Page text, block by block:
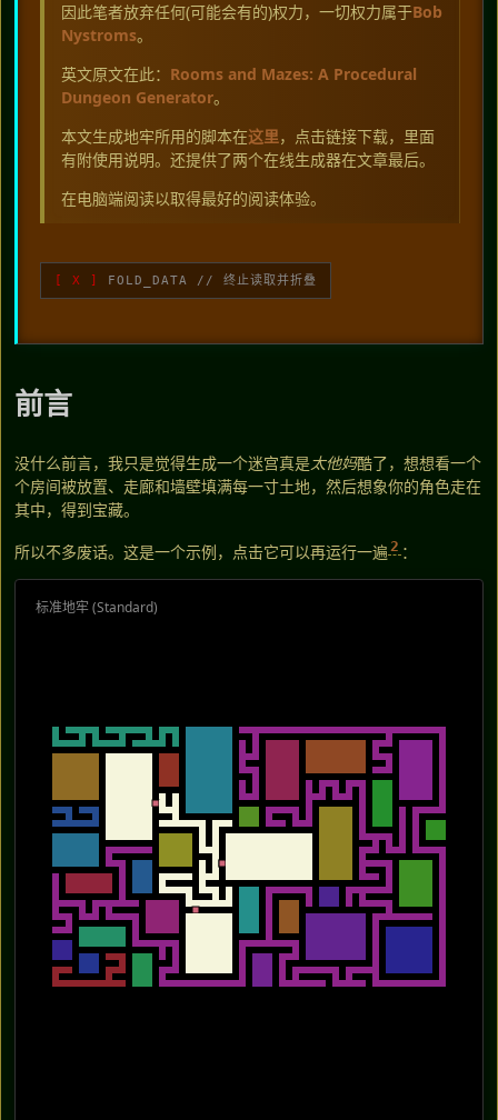
因此笔者放弃任何(可能会有的)权力，一切权力属于Bob
Nystroms。
英文原文在此： Rooms and Mazes: A Procedural
Dungeon Generator。
本文生成地牢所用的脚本在这里，点击链接下载，里面
有附使用说明。还提供了两个在线生成器在文章最后。
在电脑端阅读以取得最好的阅读体验。
FOLD_DATA // 终止读取并折叠
前言
没什么前言，我只是觉得生成一个迷宫真是太他妈酷了，想想看一个
个房间被放置、走廊和墙壁填满每一寸土地，然后想象你的角色走在
其中，得到宝藏。
所以不多废话。这是一个示例，点击它可以再运行一遍 2 ：
标准地牢 (Standard)